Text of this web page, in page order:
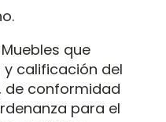
que
y calificación del
de conformidad
para el